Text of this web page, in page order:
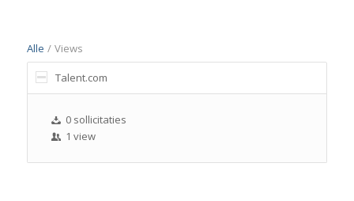
Alle / Views
Talent.com
0 sollicitaties
1 view